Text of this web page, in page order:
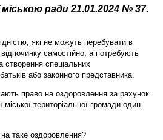
ради 21.01.2024 № 37.
які не можуть перебувати в
самостійно, а потребують
створення спеціальних
або законного представника.
право на оздоровлення за рахунок
територіальної громади один
таке оздоровлення?